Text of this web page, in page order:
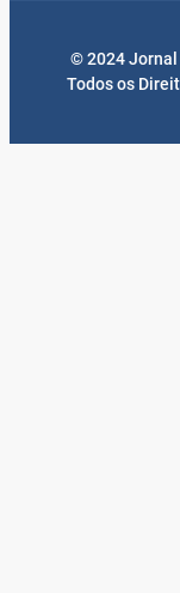
© 2024 Jornal
Todos os